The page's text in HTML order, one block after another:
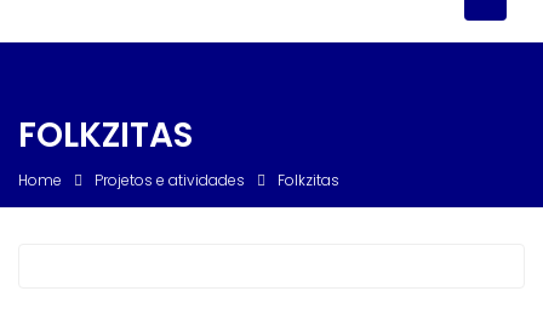
FOLKZITAS
Home Projetos e atividades Folkzitas